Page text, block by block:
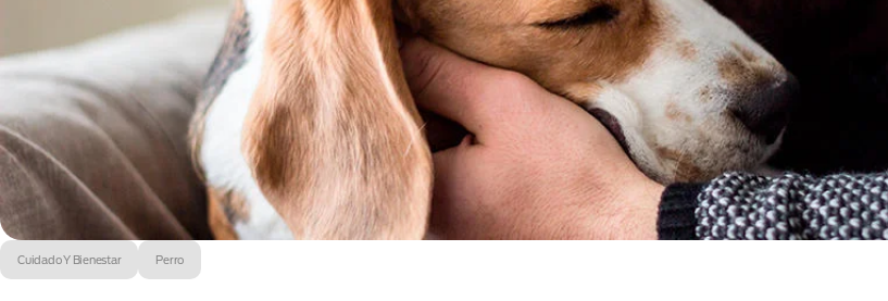
Cuidado Y Bienestar Perro